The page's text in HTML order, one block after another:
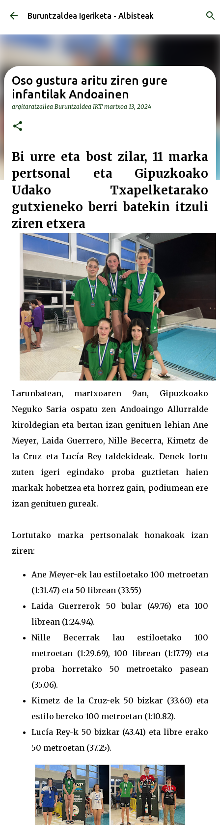
Saltatu eta joan eduki nagusira
Buruntzaldea Igeriketa - Albisteak
Oso gustura aritu ziren gure
infantilak Andoainen
argitaratzailea Buruntzaldea IKT martxoa 13, 2024
Bi urre eta bost zilar, 11 marka
pertsonal eta Gipuzkoako
Udako Txapelketarako
gutxieneko berri batekin itzuli
ziren etxera
Larunbatean, martxoaren 9an, Gipuzkoako
Neguko Saria ospatu zen Andoaingo Allurralde
kiroldegian eta bertan izan genituen lehian Ane
Meyer, Laida Guerrero, Nille Becerra, Kimetz de
la Cruz eta Lucía Rey taldekideak. Denek lortu
zuten igeri egindako proba guztietan haien
markak hobetzea eta horrez gain, podiumean ere
izan genituen gureak.
Lortutako marka pertsonalak honakoak izan
ziren:
Ane Meyer-ek lau estiloetako 100 metroetan
(1:31.47) eta 50 librean (33.55)
Laida Guerrerok 50 bular (49.76) eta 100
librean (1:24.94).
Nille Becerrak lau estiloetako 100
metroetan (1:29.69), 100 librean (1:17.79) eta
proba horretako 50 metroetako pasean
(35.06).
Kimetz de la Cruz-ek 50 bizkar (33.60) eta
estilo bereko 100 metroetan (1:10.82).
Lucía Rey-k 50 bizkar (43.41) eta libre erako
50 metroetan (37.25).